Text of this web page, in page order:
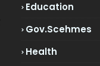
Education
Gov.scehmes
Health